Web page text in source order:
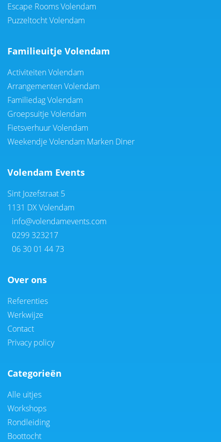
Escape Rooms Volendam
Puzzeltocht Volendam
Familieuitje Volendam
Activiteiten Volendam
Arrangementen Volendam
Familiedag Volendam
Groepsuitje Volendam
Fietsverhuur Volendam
Weekendje Volendam Marken Diner
Volendam Events
Sint Jozefstraat 5
1131 DX Volendam
info@volendamevents.com
0299 323217
06 30 01 44 73
Over ons
Referenties
Werkwijze
Contact
Privacy policy
Categorieën
Alle uitjes
Workshops
Rondleiding
Boottocht